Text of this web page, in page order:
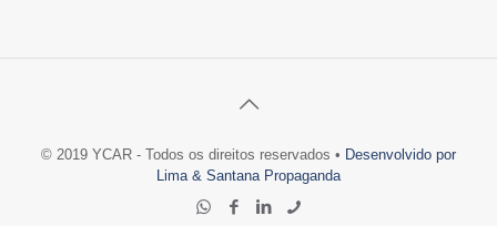
© 2019 YCAR - Todos os direitos reservados • Desenvolvido por
Lima & Santana Propaganda